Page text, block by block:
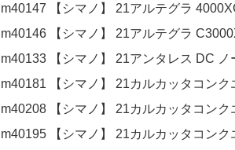
m40147 【シマノ】 21アルテグラ
m40146 【シマノ】 21アルテグラ
m40133 【シマノ】 21アンタレス DC
m40181 【シマノ】 21カルカッタコン
m40208 【シマノ】 21カルカッタコン
m40195 【シマノ】 21カルカッタコン